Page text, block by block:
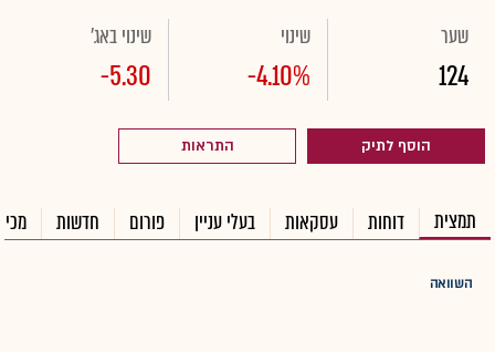
שער
124
שינוי
-4.10%
שינוי באג'
-5.30
הוסף לתיק התראות
תמצית דוחות עסקאות בעלי עניין פורום חדשות
השוואה